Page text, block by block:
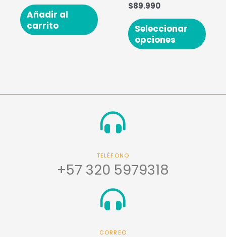
Añadir al
carrito
$89.990
Seleccionar
opciones
de
TELÉFONO
+57 320 5979318
CORREO